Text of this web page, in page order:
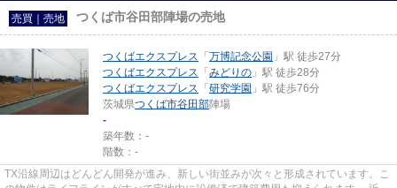
売買｜売地 つくば市谷田部陣場の売地
つくばエクスプレス 「 万博記念公園 」駅 徒歩27分
つくばエクスプレス 「 みどりの 」駅 徒歩28分
つくばエクスプレス 「 研究学園 」駅 徒歩76分
茨城県つくば市谷田部陣場
-
築年数：-
階数：-
TX沿線周辺はどんどん開発が進み、新しい街並みが次々と形成されています。こ